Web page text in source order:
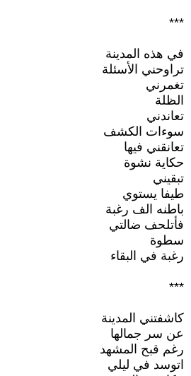
***
في هذه المدينة
تراوحني الأسئلة
تغمرني
الظلة
تعاندني
سوءات الكشف
تعانقني فيها
حكاية نشوة
تبقيني
طيفا يستوي
باطنه الف رغبة
فأتلحف ضالتي
سطوة
رغبة في البقاء
***
كاشفتني المدينة
عن سر جمالها
رغم قبح المشهد
اتوسد في ليلي